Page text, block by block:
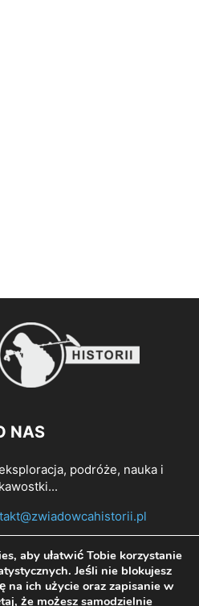
NAS
podróże, nauka i
ZA NAMI
aby ułatwić Tobie korzystanie
Jeśli nie blokujesz
na ich użycie oraz zapisanie w
że możesz samodzielnie